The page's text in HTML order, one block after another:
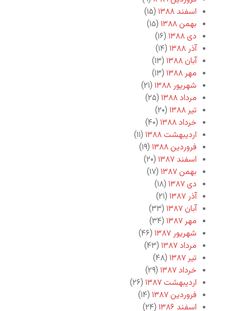
اسفند ۱۳۸۸
(۱۵)
بهمن ۱۳۸۸
(۱۵)
دی ۱۳۸۸
(۱۶)
آذر ۱۳۸۸
(۱۴)
آبان ۱۳۸۸
(۱۳)
مهر ۱۳۸۸
(۱۳)
شهریور ۱۳۸۸
(۲۱)
مرداد ۱۳۸۸
(۲۵)
تیر ۱۳۸۸
(۲۰)
خرداد ۱۳۸۸
(۴۰)
اردیبهشت ۱۳۸۸
(۱۱)
فروردین ۱۳۸۸
(۱۹)
اسفند ۱۳۸۷
(۲۰)
بهمن ۱۳۸۷
(۱۷)
دی ۱۳۸۷
(۱۸)
آذر ۱۳۸۷
(۲۱)
آبان ۱۳۸۷
(۳۳)
مهر ۱۳۸۷
(۳۴)
شهریور ۱۳۸۷
(۴۶)
مرداد ۱۳۸۷
(۴۳)
تیر ۱۳۸۷
(۴۸)
خرداد ۱۳۸۷
(۲۹)
اردیبهشت ۱۳۸۷
(۲۶)
فروردین ۱۳۸۷
(۱۴)
اسفند ۱۳۸۶
(۲۴)